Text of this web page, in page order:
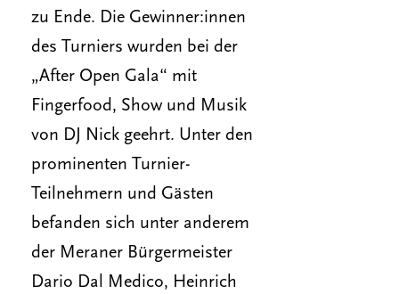
zu Ende. Die Gewinner:innen
des Turniers wurden bei der
„After Open Gala“ mit
Fingerfood, Show und Musik
von DJ Nick geehrt. Unter den
prominenten Turnier-
Teilnehmern und Gästen
befanden sich unter anderem
der Meraner Bürgermeister
Dario Dal Medico, Heinrich